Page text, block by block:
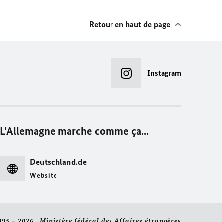
Retour en haut de page
Instagram
L'Allemagne marche comme ça...
Deutschland.de
Website